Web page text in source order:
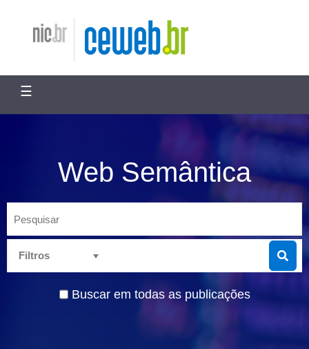
conteúdo
Nic.br Ceweb.br
☰
Web Semântica
Buscar em todas as publicações